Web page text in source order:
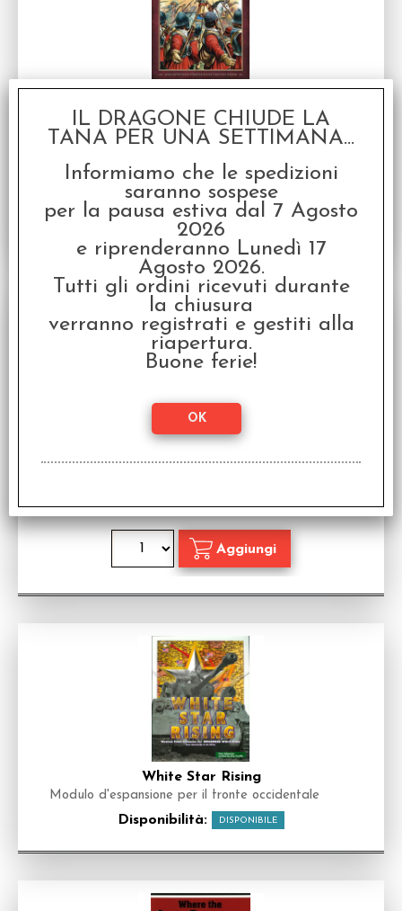
Regolamento per Guerre nel Rinascimento
Disponibilità: DISPONIBILE
Prezzo: €35,00
1859
Prezzo:€35,00
White Star Rising
Modulo d'espansione per il fronte occidentale
Disponibilità: DISPONIBILE
IL DRAGONE CHIUDE LA
TANA PER UNA SETTIMANA...
Informiamo che le spedizioni
saranno sospese
per la pausa estiva dal 7 Agosto
2026
e riprenderanno Lunedì 17
Agosto 2026.
Tutti gli ordini ricevuti durante
la chiusura
verranno registrati e gestiti alla
riapertura.
Buone ferie!